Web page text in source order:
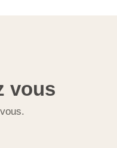
vous